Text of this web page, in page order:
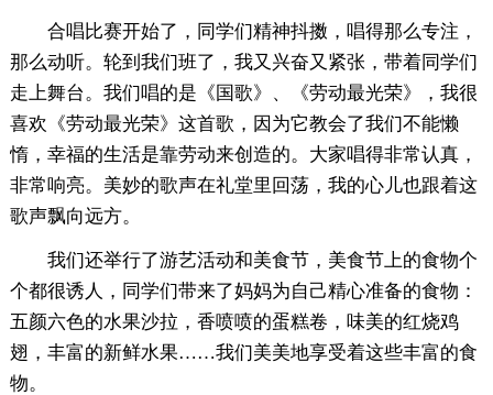
合唱比赛开始了，同学们精神抖擞，唱得那么专注，
那么动听。轮到我们班了，我又兴奋又紧张，带着同学们
走上舞台。我们唱的是《国歌》、《劳动最光荣》，我很
喜欢《劳动最光荣》这首歌，因为它教会了我们不能懒
惰，幸福的生活是靠劳动来创造的。大家唱得非常认真，
非常响亮。美妙的歌声在礼堂里回荡，我的心儿也跟着这
歌声飘向远方。
我们还举行了游艺活动和美食节，美食节上的食物个
个都很诱人，同学们带来了妈妈为自己精心准备的食物：
五颜六色的水果沙拉，香喷喷的蛋糕卷，味美的红烧鸡
翅，丰富的新鲜水果……我们美美地享受着这些丰富的食
物。